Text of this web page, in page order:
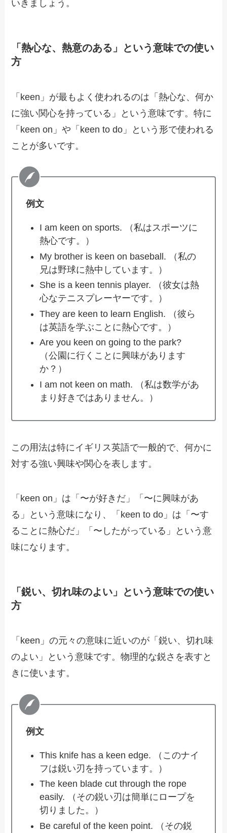
いきましょう。
「熱心な、熱意のある」という意味での使い
方
「keen」が最もよく使われるのは「熱心な、何か
に強い関心を持っている」という意味です。特に
「keen on」や「keen to do」という形で使われる
ことが多いです。
例文
I am keen on sports. （私はスポーツに
熱心です。）
My brother is keen on baseball. （私の
兄は野球に熱中しています。）
She is a keen tennis player. （彼女は熱
心なテニスプレーヤーです。）
They are keen to learn English. （彼ら
は英語を学ぶことに熱心です。）
Are you keen on going to the park?
（公園に行くことに興味があります
か？）
I am not keen on math. （私は数学があ
まり好きではありません。）
この用法は特にイギリス英語で一般的で、何かに
対する強い興味や関心を表します。
「keen on」は「〜が好きだ」「〜に興味があ
る」という意味になり、「keen to do」は「〜す
ることに熱心だ」「〜したがっている」という意
味になります。
「鋭い、切れ味のよい」という意味での使い
方
「keen」の元々の意味に近いのが「鋭い、切れ味
のよい」という意味です。物理的な鋭さを表すと
きに使います。
例文
This knife has a keen edge. （このナイ
フは鋭い刃を持っています。）
The keen blade cut through the rope
easily. （その鋭い刃は簡単にロープを
切りました。）
Be careful of the keen point. （その鋭